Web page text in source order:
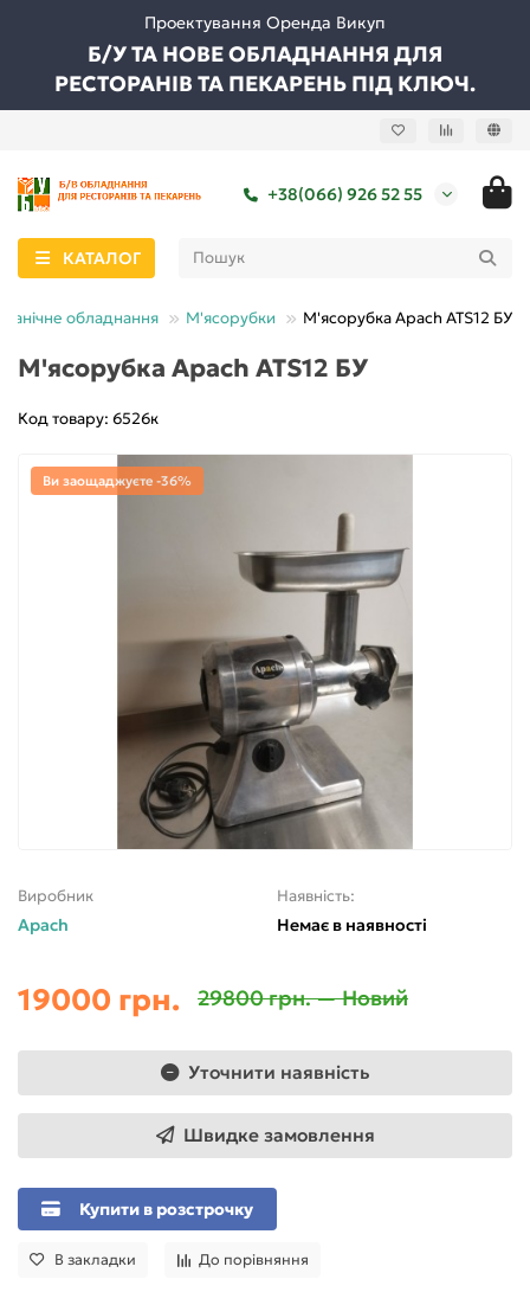
Проектування Оренда Викуп
Б/У ТА НОВЕ ОБЛАДНАННЯ ДЛЯ
РЕСТОРАНІВ ТА ПЕКАРЕНЬ ПІД КЛЮЧ.
+38(066) 926 52 55
КАТАЛОГ
обладнання М'ясорубки М'ясорубка Apach ATS12 БУ
М'ясорубка Apach ATS12 БУ
Код товару: 6526к
Ви заощаджуєте -36%
Виробник
Apach
Наявність:
Немає в наявності
19000 грн. 29800 грн. — Новий
Уточнити наявність
Швидке замовлення
Купити в розстрочку
В закладки До порівняння